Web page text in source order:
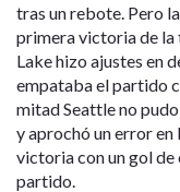
tras un rebote. Pero
primera victoria de la
Lake hizo ajustes en
empataba el partido
mitad Seattle no
y aprochó un error
victoria con un gol de
partido.